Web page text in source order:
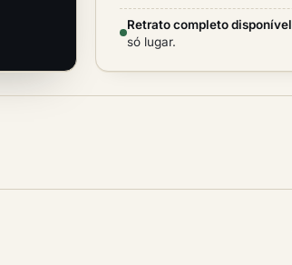
Retrato completo disponível
só lugar.